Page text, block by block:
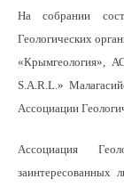
На собрании
Геологических
«Крымгеология»,
S.A.R.L.»
Ассоциации
Ассоциация
заинтересованных